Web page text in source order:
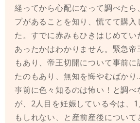
経ってから心配になって調べたら
プがあることを知り、慌てて購入
た。すでに赤みもひきはじめて
あったかはわかりません。緊急
もあり、帝王切開について事前に
たのもあり、無知を悔やむばかり…
事前に色々知るのは怖い！と調べ
が、2人目を妊娠している今は、
もしれない、と産前産後について